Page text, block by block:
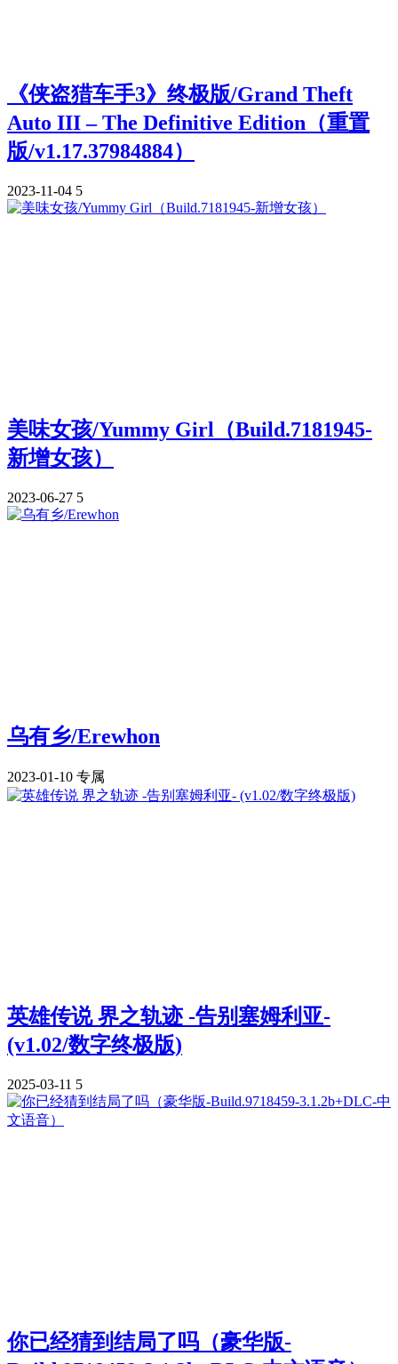
《侠盗猎车手3》终极版/Grand Theft
Auto III – The Definitive Edition（重置
版/v1.17.37984884）
2023-11-04 5
美味女孩/Yummy Girl（Build.7181945-
新增女孩）
2023-06-27 5
乌有乡/Erewhon
2023-01-10 专属
英雄传说 界之轨迹 -告别塞姆利亚-
(v1.02/数字终极版)
2025-03-11 5
你已经猜到结局了吗（豪华版-